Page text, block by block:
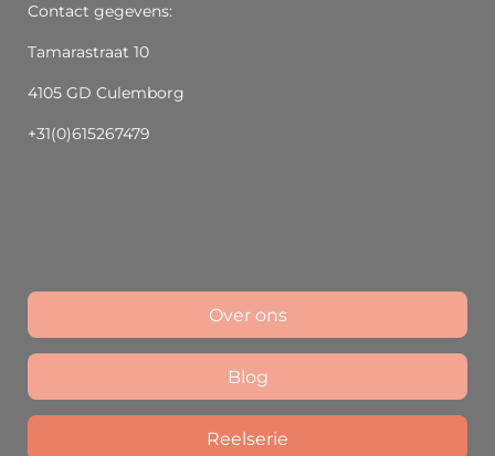
Contact gegevens:
Tamarastraat 10
4105 GD Culemborg
+31(0)615267479
Over ons
Blog
Reelserie